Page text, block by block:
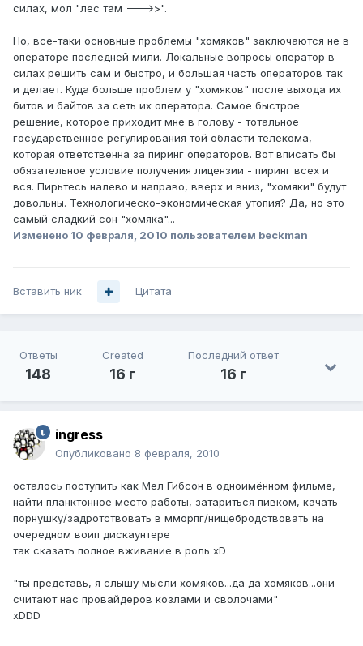
силах, мол "лес там --->>".
Но, все-таки основные проблемы "хомяков" заключаются не в
операторе последней мили. Локальные вопросы оператор в
силах решить сам и быстро, и большая часть операторов так
и делает. Куда больше проблем у "хомяков" после выхода их
битов и байтов за сеть их оператора. Самое быстрое
решение, которое приходит мне в голову - тотальное
государственное регулирования той области телекома,
которая ответственна за пиринг операторов. Вот вписать бы
обязательное условие получения лицензии - пиринг всех и
вся. Пирьтесь налево и направо, вверх и вниз, "хомяки" будут
довольны. Технологическо-экономическая утопия? Да, но это
самый сладкий сон "хомяка"...
Изменено 10 февраля, 2010 пользователем beckman
Вставить ник Цитата
Ответы
148
Created
16 г
Последний ответ
16 г
ingress
Опубликовано 8 февраля, 2010
осталось поступить как Мел Гибсон в одноимённом фильме,
найти планктонное место работы, затариться пивком, качать
порнушку/задротствовать в мморпг/нищебродствовать на
очередном воип дискаунтере
так сказать полное вживание в роль xD
"ты представь, я слышу мысли хомяков...да да хомяков...они
считают нас провайдеров козлами и сволочами"
xDDD